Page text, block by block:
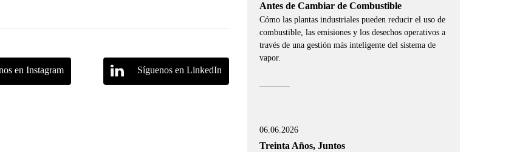
en Instagram Síguenos en LinkedIn
Antes de Cambiar de Combustible
Cómo las plantas industriales pueden reducir el uso de
combustible, las emisiones y los desechos operativos a
través de una gestión más inteligente del sistema de
vapor.
06.06.2026
Treinta Años, Juntos